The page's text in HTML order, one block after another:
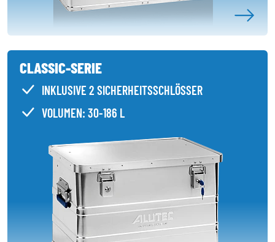
CLASSIC-SERIE
INKLUSIVE 2 SICHERHEITSSCHLÖSSER
VOLUMEN: 30-186 L